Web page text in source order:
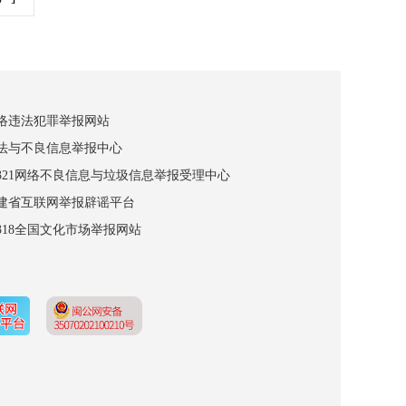
违法犯罪举报网站
与不良信息举报中心
网络不良信息与垃圾信息举报受理中心
省互联网举报辟谣平台
全国文化市场举报网站